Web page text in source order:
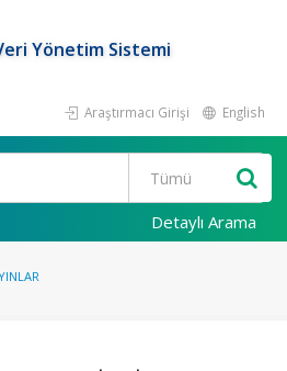
Yönetim Sistemi
Araştırmacı Girişi English
Detaylı Arama